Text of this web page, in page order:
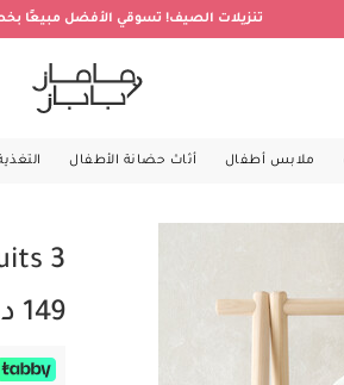
تنزيلات الصيف! تسوقي الأفضل مبيعًا بخصم
ملابس أطفال أثاث حضانة الأطفال
3 Pack Little Lemons Sleepsuits
149 د.إ